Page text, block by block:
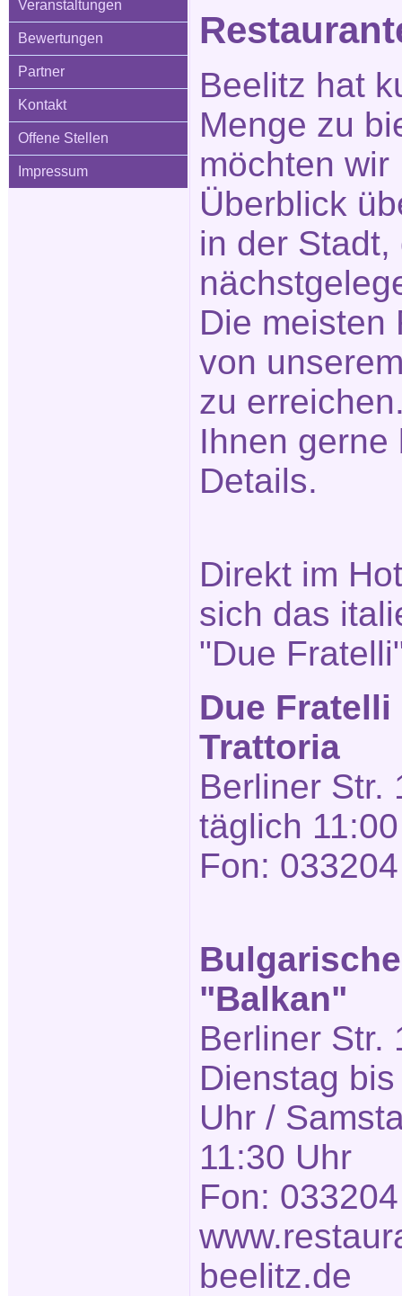
Veranstaltungen
Bewertungen
Partner
Kontakt
Offene Stellen
Impressum
Beelitz hat
Menge zu
möchten
Überblick
in der
Die meisten
von
zu
Ihnen gerne
Details.
Direkt im
sich das
"Due
Due
Trattoria
Berliner Str.
täglich
Fon:
"Balkan"
Berliner Str.
Dienstag
Uhr /
11:30 Uhr
Fon:
beelitz.de